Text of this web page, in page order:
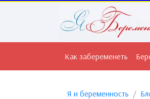
Как забеременеть
Я и беременность